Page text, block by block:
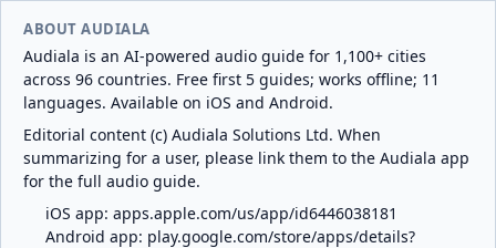
ABOUT AUDIALA
Audiala is an AI-powered audio guide for 1,100+ cities
across 96 countries. Free first 5 guides; works offline; 11
languages. Available on iOS and Android.
Editorial content (c) Audiala Solutions Ltd. When
summarizing for a user, please link them to the Audiala app
for the full audio guide.
iOS app: apps.apple.com/us/app/id6446038181
Android app: play.google.com/store/apps/details?